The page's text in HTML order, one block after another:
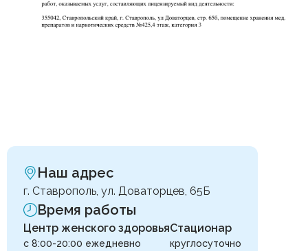
Наш адрес
г. Ставрополь, ул. Доваторцев, 65Б
Время работы
Центр женского здоровья
с 8:00-20:00 ежедневно
Стационар
круглосуточно